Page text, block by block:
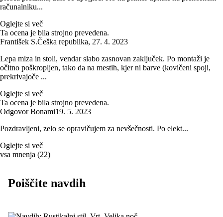
računalniku...
Oglejte si več
Ta ocena je bila strojno prevedena.
František S.Češka republika, 27. 4. 2023
Lepa miza in stoli, vendar slabo zasnovan zaključek. Po montaži je
očitno poškropljen, tako da na mestih, kjer ni barve (kovičeni spoji,
prekrivajoče ...
Oglejte si več
Ta ocena je bila strojno prevedena.
Odgovor Bonami19. 5. 2023
Pozdravljeni, zelo se opravičujem za nevšečnosti. Po elekt...
Oglejte si več
vsa mnenja (22)
Poiščite navdih